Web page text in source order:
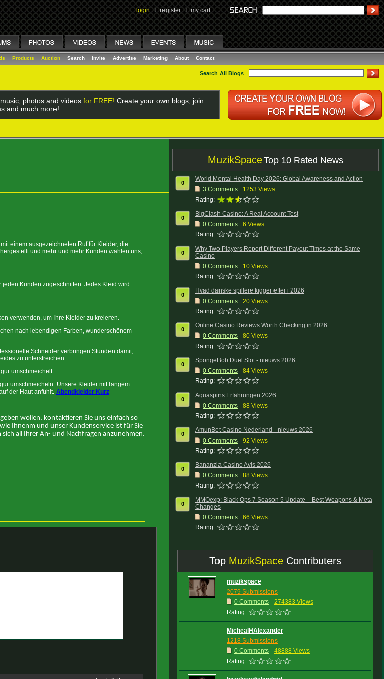
login I register I my cart
Products Auction Search Invite Advertise Marketing About Contact
Search All Blogs
photos and videos for FREE! Create your own blogs, join
and much more!
einem ausgezeichneten Ruf für Kleider, die
und mehr und mehr Kunden wählen uns,
Kunden zugeschnitten. Jedes Kleid wird
verwenden, um Ihre Kleider zu kreieren.
nach lebendigen Farben, wunderschönem
Schneider verbringen Stunden damit,
zu unterstreichen.
umschmeichelt.
umschmeicheln. Unsere Kleider mit langem
der Haut anfühlt. Abendkleider Kurz
wollen, kontaktieren Sie uns einfach so
Ihnenm und unser Kundenservice ist für Sie
all Ihrer An- und Nachfragen anzunehmen.
MuzikSpaceTop 10 Rated News
0
World Mental Health Day 2026: Global Awareness and Action
3 Comments
1253 Views
Rating:
0
BigClash Casino: A Real Account Test
0 Comments
6 Views
Rating:
0
Why Two Players Report Different Payout Times at the Same
Casino
0 Comments
10 Views
Rating:
0
Hvad danske spillere kigger efter i 2026
0 Comments
20 Views
Rating:
0
Online Casino Reviews Worth Checking in 2026
0 Comments
80 Views
Rating:
0
SpongeBob Duel Slot - nieuws 2026
0 Comments
84 Views
Rating:
0
Aquaspins Erfahrungen 2026
0 Comments
88 Views
Rating:
0
AmunBet Casino Nederland - nieuws 2026
0 Comments
92 Views
Rating:
0
Bananzia Casino Avis 2026
0 Comments
88 Views
Rating:
0
MMOexp: Black Ops 7 Season 5 Update – Best Weapons & Meta
Changes
0 Comments
66 Views
Rating:
Top MuzikSpace Contributers
muzikspace
2079 Submissions
0 Comments
274383 Views
Rating:
MichealHAlexander
1218 Submissions
0 Comments
48888 Views
Rating: